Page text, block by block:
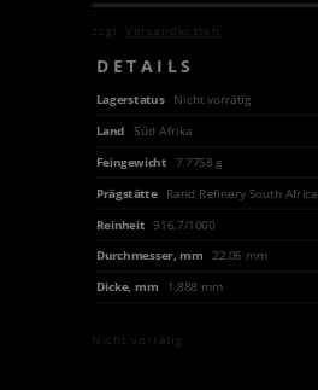
zzgl.Versandkosten
DETAILS
Lagerstatus
Nicht vorrätig
Land
Süd Afrika
Feingewicht
7.7758 g
Prägstätte
Rand Refinery South Africa
Reinheit 916.7/1000
Durchmesser, mm
22,06 mm
Dicke, mm
1,888 mm
Nicht vorrätig